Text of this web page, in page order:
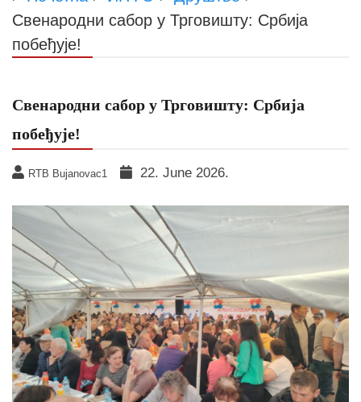
Свенародни сабор у Трговишту: Србија
побеђује!
Свенародни сабор у Трговишту: Србија
побеђује!
RTB Bujanovac1 22. June 2026.